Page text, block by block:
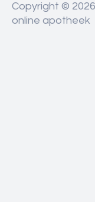
Copyright © 2026
online apotheek